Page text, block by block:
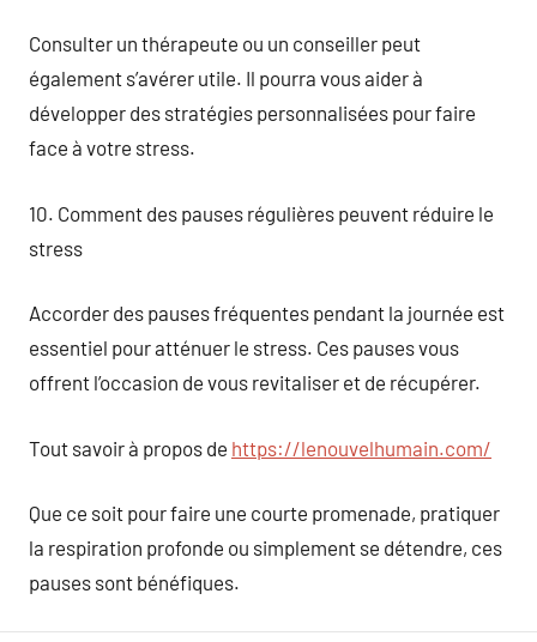
Consulter un thérapeute ou un conseiller peut
également s’avérer utile. Il pourra vous aider à
développer des stratégies personnalisées pour faire
face à votre stress.
10. Comment des pauses régulières peuvent réduire le
stress
Accorder des pauses fréquentes pendant la journée est
essentiel pour atténuer le stress. Ces pauses vous
offrent l’occasion de vous revitaliser et de récupérer.
Tout savoir à propos de https://lenouvelhumain.com/
Que ce soit pour faire une courte promenade, pratiquer
la respiration profonde ou simplement se détendre, ces
pauses sont bénéfiques.